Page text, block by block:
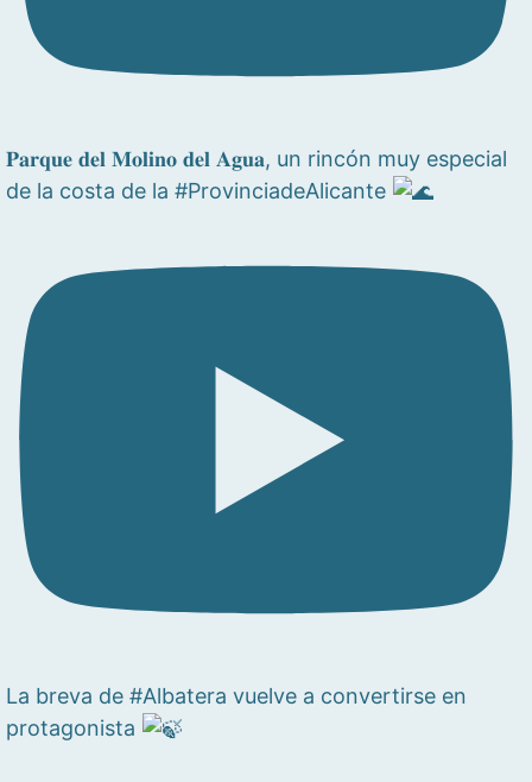
𝐏𝐚𝐫𝐪𝐮𝐞 𝐝𝐞𝐥 𝐌𝐨𝐥𝐢𝐧𝐨 𝐝𝐞𝐥 𝐀𝐠𝐮𝐚, un rincón muy especial
de la costa de la #ProvinciadeAlicante
La breva de #Albatera vuelve a convertirse en
protagonista